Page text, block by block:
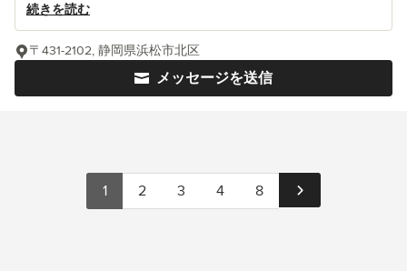
続きを読む
メッセージを送信
〒431-2102, 静岡県浜松市北区
1 2 3 4 8